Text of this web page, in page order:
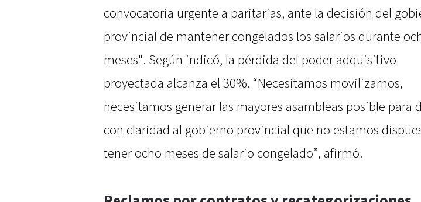
convocatoria urgente a paritarias, ante la decisión del
provincial de mantener congelados los salarios durante
meses". Según indicó, la pérdida del poder adquisitivo
proyectada alcanza el 30%. “Necesitamos movilizarnos,
necesitamos generar las mayores asambleas posible para
con claridad al gobierno provincial que no estamos
tener ocho meses de salario congelado”, afirmó.